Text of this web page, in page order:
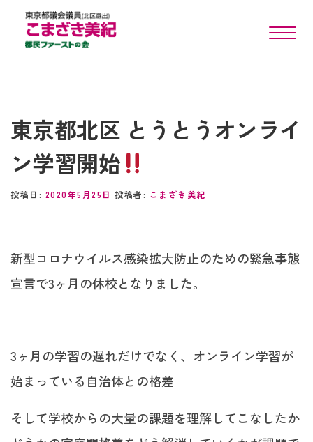
toggle
東京都北区 とうとうオンライ
ン学習開始
投稿日: 2020年5月25日 投稿者: こまざき美紀
新型コロナウイルス感染拡大防止のための緊急事態
宣言で3ヶ月の休校となりました。
3ヶ月の学習の遅れだけでなく、オンライン学習が
始まっている自治体との格差
そして学校からの大量の課題を理解してこなしたか